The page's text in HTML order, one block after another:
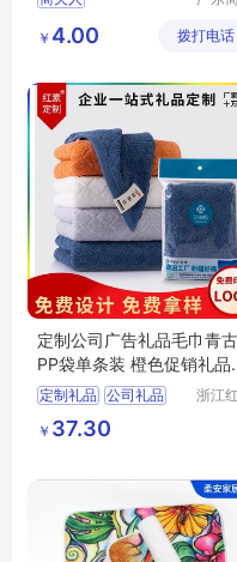
限公司
￥ 4.00 拨打电话
定制公司广告礼品毛巾青
PP袋单条装 橙色促销礼品
意伴手礼
定制礼品 公司礼品
广告礼品
毛巾
促销礼品
浙江
￥ 37.30